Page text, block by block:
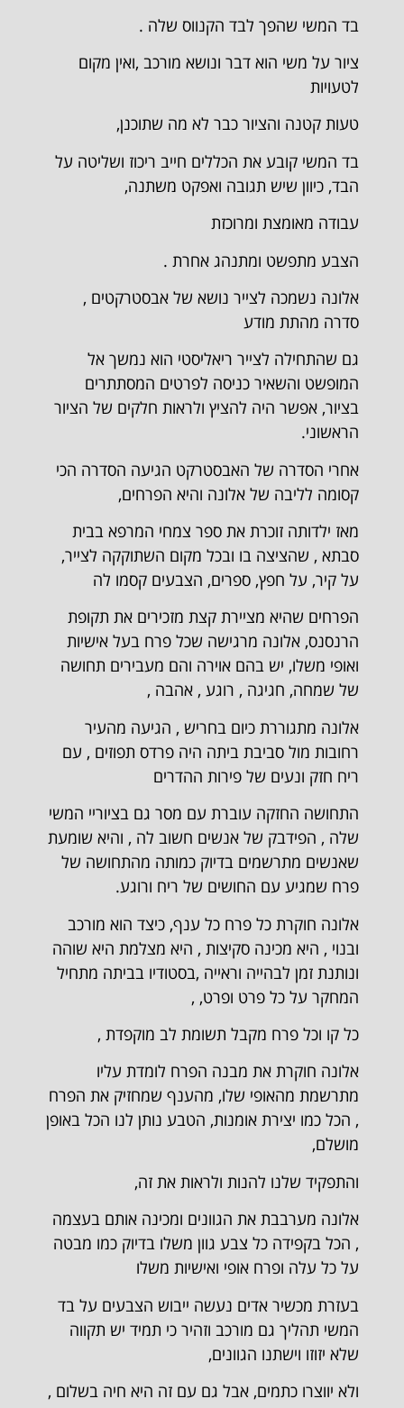
בד המשי שהפך לבד הקנווס שלה .
ציור על משי הוא דבר ונושא מורכב ,ואין מקום
לטעויות
טעות קטנה והציור כבר לא מה שתוכנן,
בד המשי קובע את הכללים חייב ריכוז ושליטה על
הבד, כיוון שיש תגובה ואפקט משתנה,
עבודה מאומצת ומרוכזת
הצבע מתפשט ומתנהג אחרת .
אלונה נשמכה לצייר נושא של אבסטרקטים ,
סדרה מהתת מודע
גם שהתחילה לצייר ריאליסטי הוא נמשך אל
המופשט והשאיר כניסה לפרטים המסתתרים
בציור, אפשר היה להציץ ולראות חלקים של הציור
הראשוני.
אחרי הסדרה של האבסטרקט הגיעה הסדרה הכי
קסומה לליבה של אלונה והיא הפרחים,
מאז ילדותה זוכרת את ספר צמחי המרפא בבית
סבתא , שהציצה בו ובכל מקום השתוקקה לצייר,
על קיר, על חפץ, ספרים, הצבעים קסמו לה
הפרחים שהיא מציירת קצת מזכירים את תקופת
הרנסנס, אלונה מרגישה שכל פרח בעל אישיות
ואופי משלו, יש בהם אוירה והם מעבירים תחושה
של שמחה, חגיגה , רוגע , אהבה ,
אלונה מתגוררת כיום בחריש , הגיעה מהעיר
רחובות מול סביבת ביתה היה פרדס תפוזים , עם
ריח חזק ונעים של פירות ההדרים
התחושה החזקה עוברת עם מסר גם בציוריי המשי
שלה , הפידבק של אנשים חשוב לה , והיא שומעת
שאנשים מתרשמים בדיוק כמותה מהתחושה של
פרח שמגיע עם החושים של ריח ורוגע.
אלונה חוקרת כל פרח כל ענף, כיצד הוא מורכב
ובנוי , היא מכינה סקיצות , היא מצלמת היא שוהה
ונותנת זמן לבהייה וראייה ,בסטודיו בביתה מתחיל
המחקר על כל פרט ופרט, ,
כל קו וכל פרח מקבל תשומת לב מוקפדת ,
אלונה חוקרת את מבנה הפרח לומדת עליו
מתרשמת מהאופי שלו, מהענף שמחזיק את הפרח
, הכל כמו יצירת אומנות, הטבע נותן לנו הכל באופן
מושלם,
והתפקיד שלנו להנות ולראות את זה,
אלונה מערבבת את הגוונים ומכינה אותם בעצמה
, הכל בקפידה כל צבע גוון משלו בדיוק כמו מבטה
על כל עלה ופרח אופי ואישיות משלו
בעזרת מכשיר אדים נעשה ייבוש הצבעים על בד
המשי תהליך גם מורכב וזהיר כי תמיד יש תקווה
שלא יזוזו וישתנו הגוונים,
ולא יווצרו כתמים, אבל גם עם זה היא חיה בשלום ,